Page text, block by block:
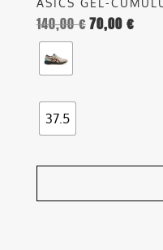
ASICS GEL-
140,00€70,00 €
37.5